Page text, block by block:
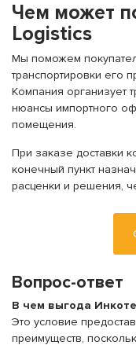
Чем может
Logistics
Мы поможем
транспортировки его
Компания организует
нюансы импортного
помещения.
При заказе доставки
конечный пункт
расценки и решения,
Вопрос-ответ
В чем выгода
Это условие
преимуществ,